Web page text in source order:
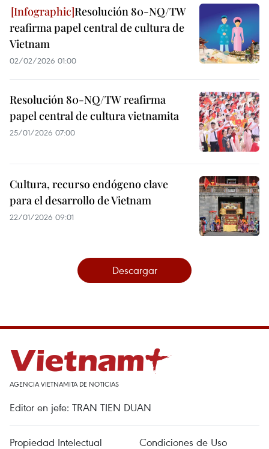
Resolución 80-NQ/TW
reafirma papel central de cultura de
Vietnam
02/02/2026 01:00
Resolución 80-NQ/TW reafirma
papel central de cultura vietnamita
25/01/2026 07:00
Cultura, recurso endógeno clave
para el desarrollo de Vietnam
22/01/2026 09:01
Descargar
AGENCIA VIETNAMITA DE NOTICIAS
Editor en jefe: TRAN TIEN DUAN
Propiedad Intelectual Condiciones de Uso